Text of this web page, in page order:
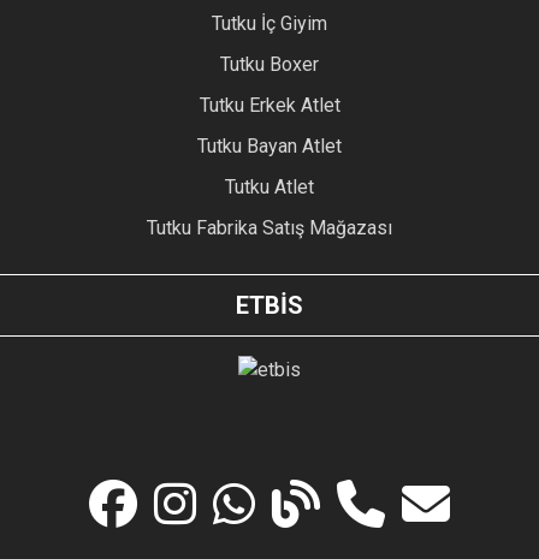
Tutku İç Giyim
Tutku Boxer
Tutku Erkek Atlet
Tutku Bayan Atlet
Tutku Atlet
Tutku Fabrika Satış Mağazası
ETBİS